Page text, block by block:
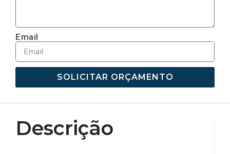
Email
SOLICITAR ORÇAMENTO
Descrição